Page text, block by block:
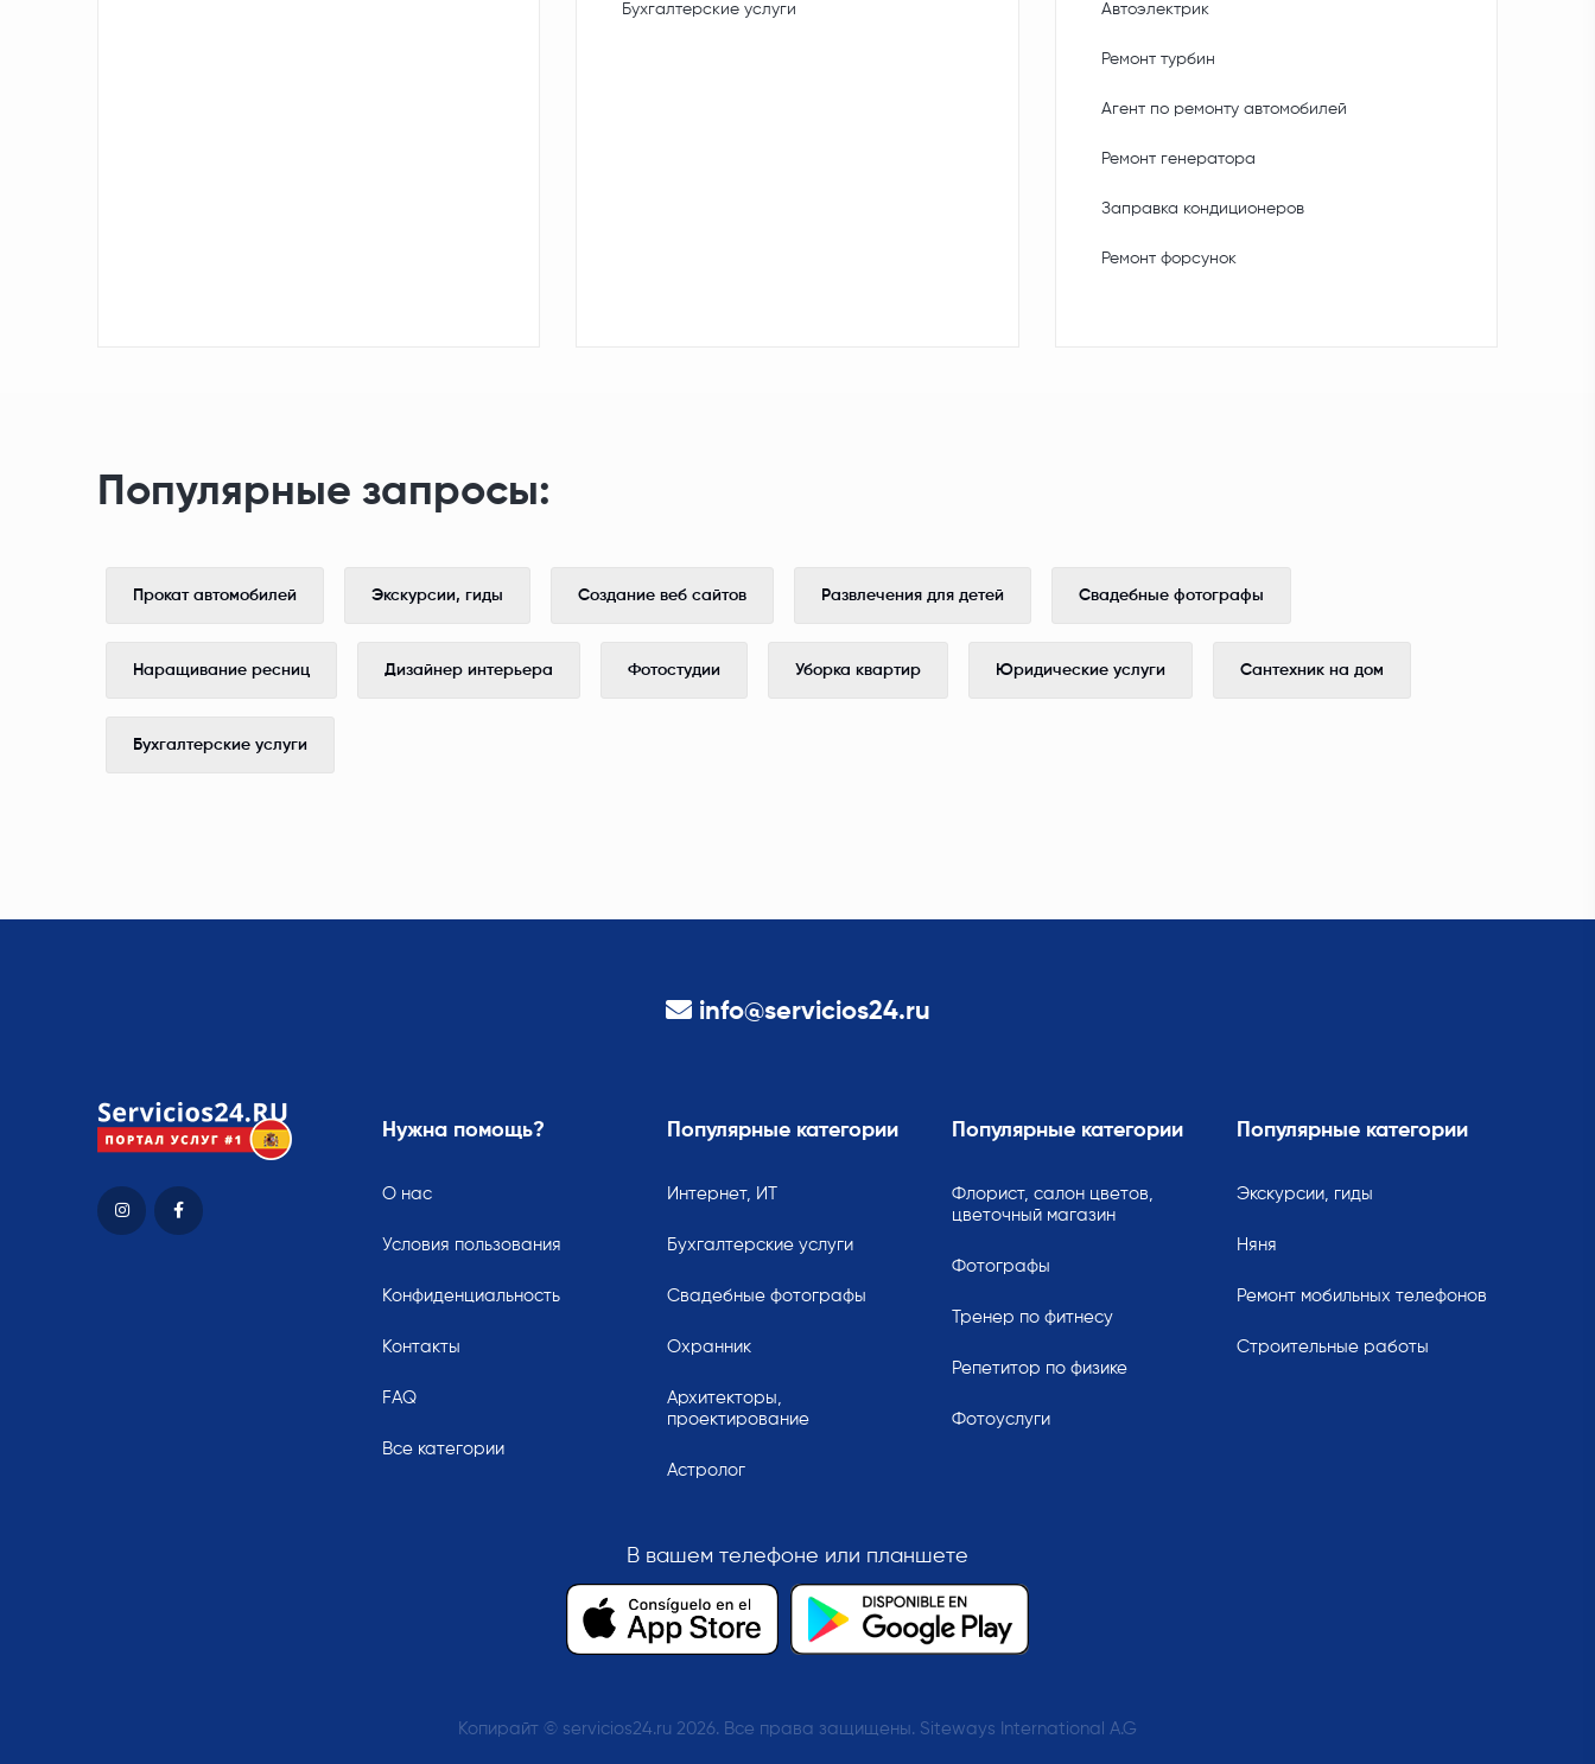
Бухгалтерские услуги Автоэлектрик
Ремонт турбин
Агент по ремонту автомобилей
Ремонт генератора
Заправка кондиционеров
Ремонт форсунок
Популярные запросы:
Прокат автомобилей Экскурсии, гиды Создание веб сайтов Развлечения для детей Свадебные фотографы
Наращивание ресниц Дизайнер интерьера Фотостудии Уборка квартир Юридические услуги Сантехник на дом
Бухгалтерские услуги
info@servicios24.ru
Нужна помощь?
О нас
Условия пользования
Конфиденциальность
Контакты
FAQ
Все категории
Популярные категории
Интернет, ИТ
Бухгалтерские услуги
Свадебные фотографы
Охранник
Архитекторы,
проектирование
Астролог
Популярные категории
Флорист, салон цветов,
цветочный магазин
Фотографы
Тренер по фитнесу
Репетитор по физике
Фотоуслуги
Популярные категории
Экскурсии, гиды
Няня
Ремонт мобильных телефонов
Строительные работы
В вашем телефоне или планшете
Копирайт © servicios24.ru 2026. Все права защищены. Siteways International A.G